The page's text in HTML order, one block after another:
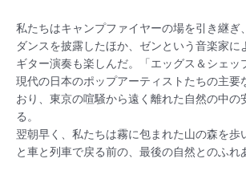
私たちはキャンプファイヤーの場を引き継ぎ
ダンスを披露したほか、ゼンという音楽家に
ギター演奏も楽しんだ。「エッグス＆シェッ
現代の日本のポップアーティストたちの主要
おり、東京の喧騒から遠く離れた自然の中の
る。
翌朝早く、私たちは霧に包まれた山の森を
と車と列車で戻る前の、最後の自然とのふれ